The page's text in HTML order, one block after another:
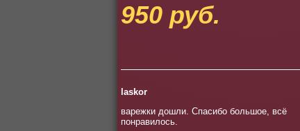
950 руб.
laskor
варежки дошли. Спасибо большое, всё
понравилось.